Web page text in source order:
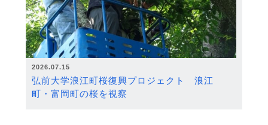
2026.07.15
弘前大学浪江町桜復興プロジェクト 浪江
町・富岡町の桜を視察